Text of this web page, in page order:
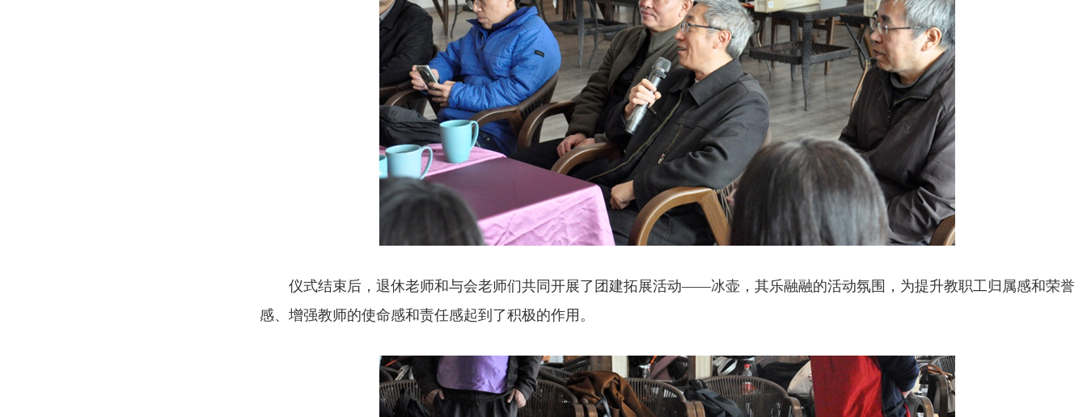
仪式结束后，退休老师和与会老师们共同开展了团建拓展活动——冰壶，其乐融融的活动氛围，为提升教职工归属感和荣誉
感、增强教师的使命感和责任感起到了积极的作用。